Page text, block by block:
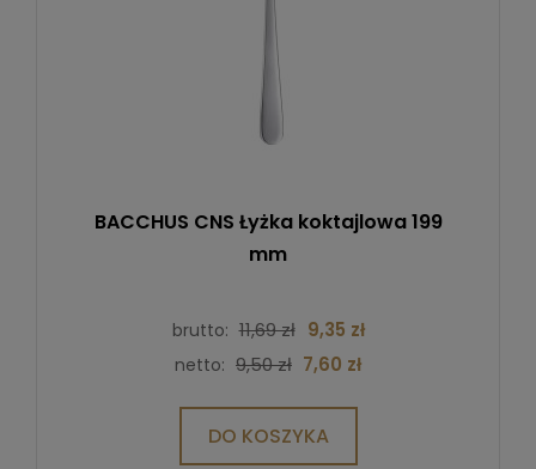
BACCHUS CNS Łyżka koktajlowa 199
mm
brutto: 11,69 zł 9,35 zł
netto: 9,50 zł 7,60 zł
DO KOSZYKA